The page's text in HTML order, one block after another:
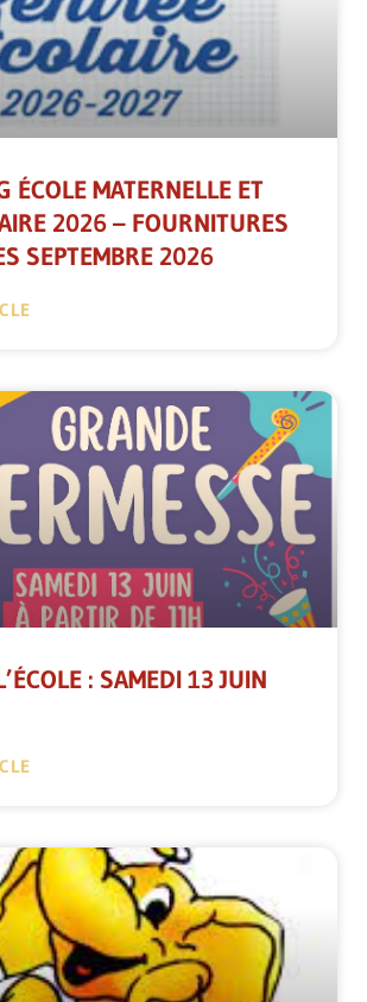
ÉCOLE MATERNELLE ET
2026 – FOURNITURES
SEPTEMBRE 2026
: SAMEDI 13 JUIN